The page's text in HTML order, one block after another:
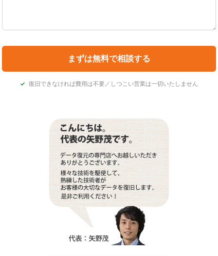
復旧できなければ費用は不要／しつこい営業は一切いたしません